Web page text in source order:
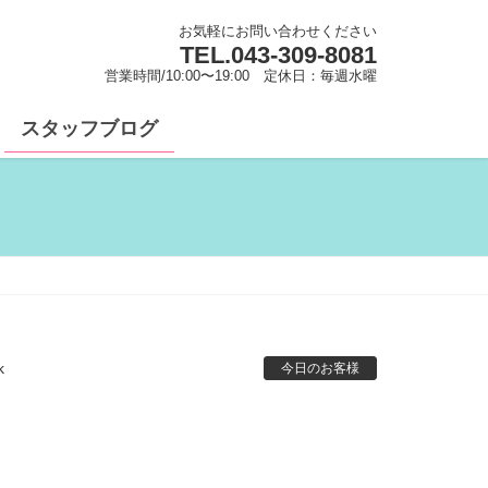
お気軽にお問い合わせください
TEL.043-309-8081
営業時間/10:00〜19:00 定休日：毎週水曜
スタッフブログ
今日のお客様